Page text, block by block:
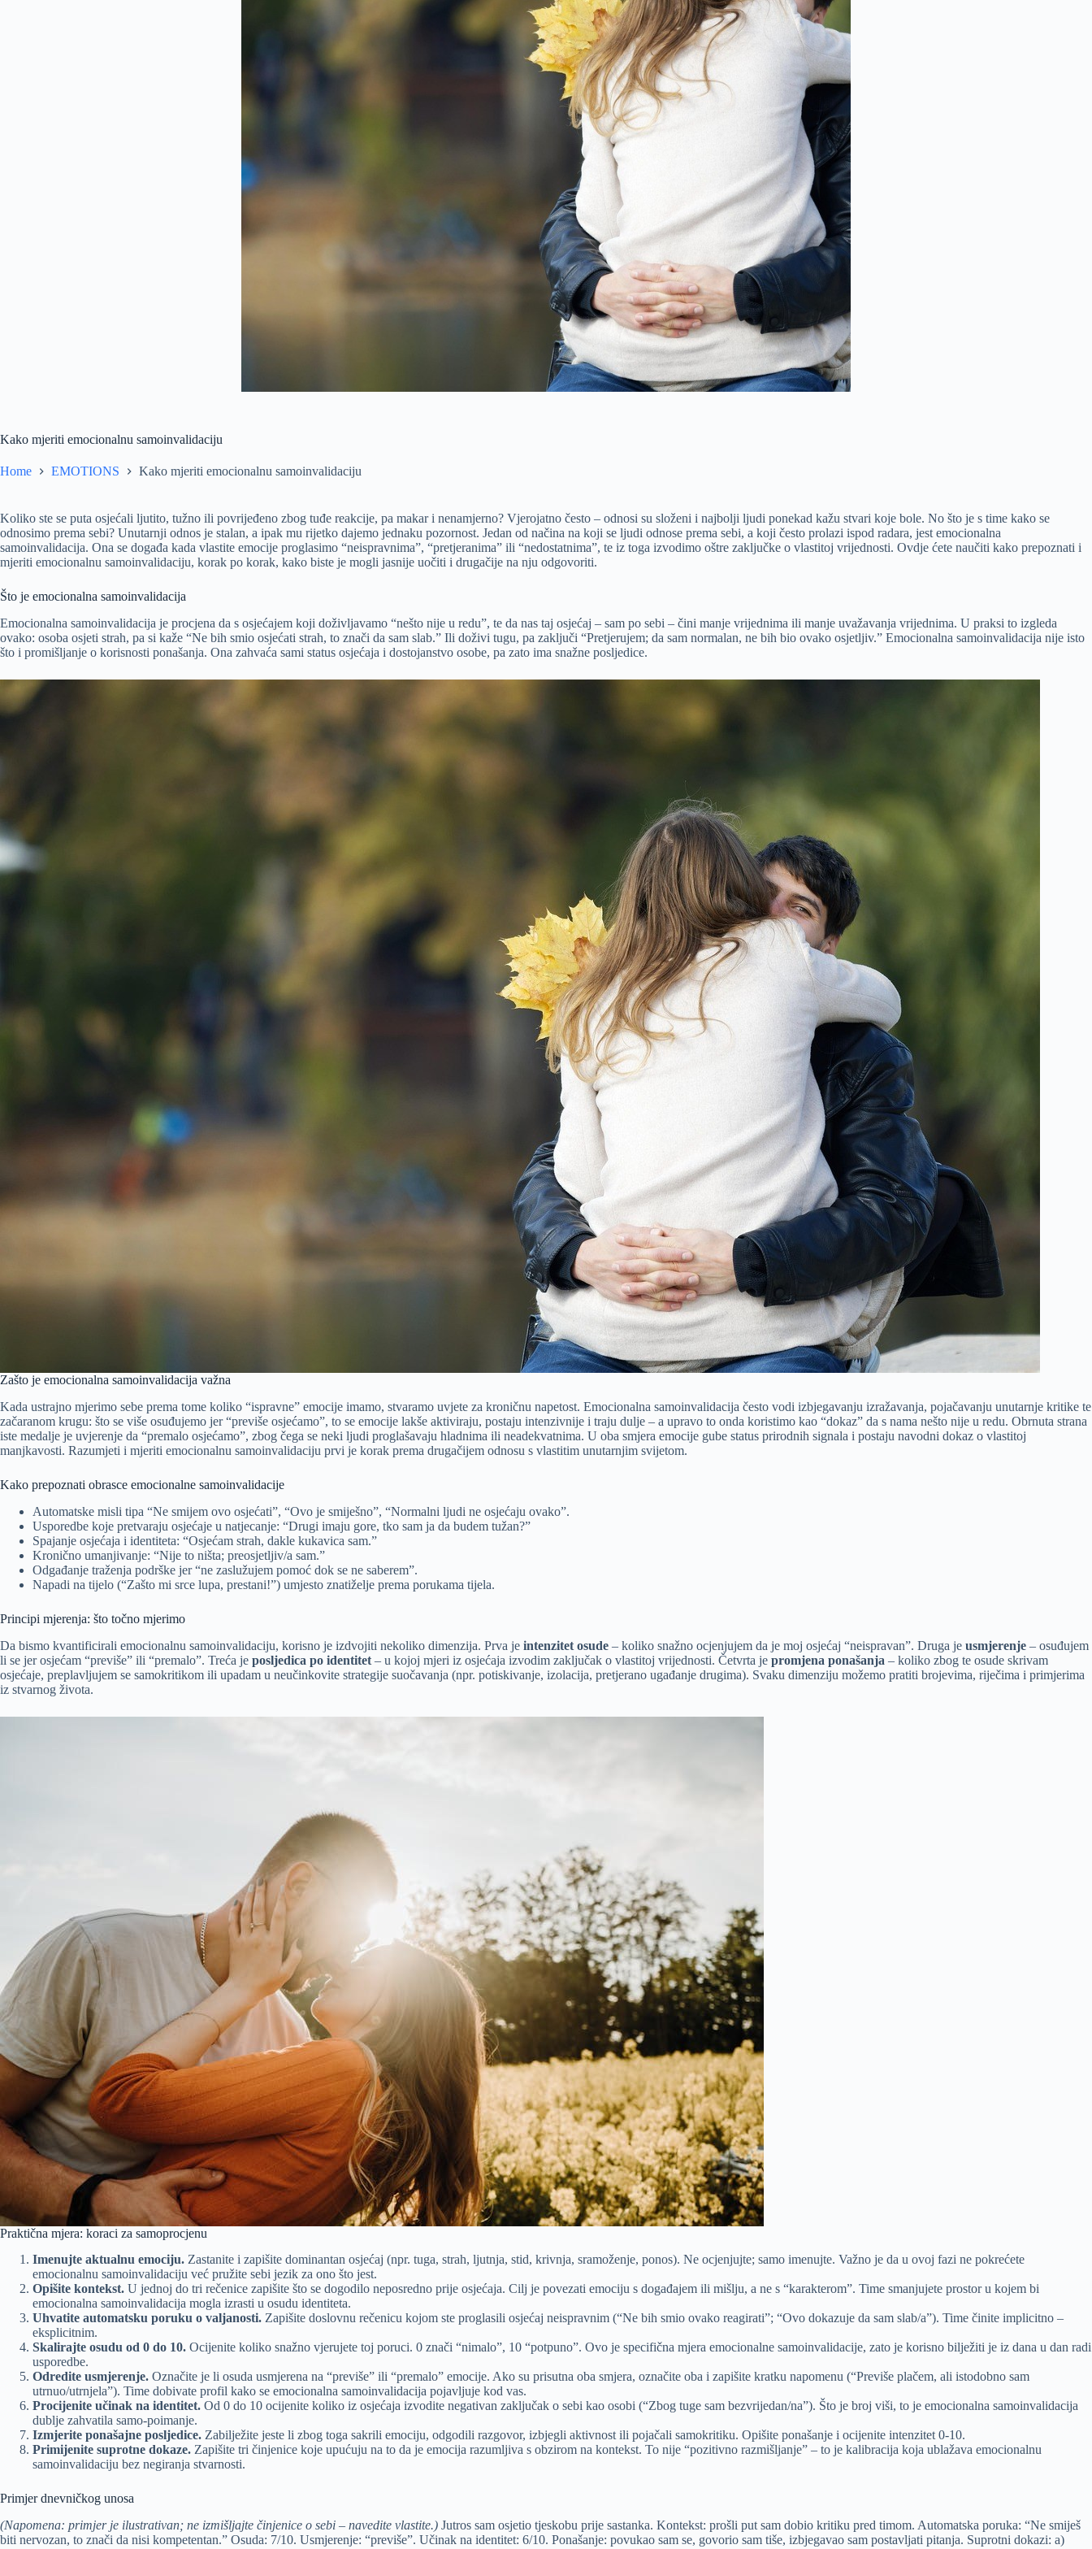
Kako mjeriti emocionalnu samoinvalidaciju
Home EMOTIONS Kako mjeriti emocionalnu samoinvalidaciju
Koliko ste se puta osjećali ljutito, tužno ili povrijeđeno zbog tuđe reakcije, pa makar i nenamjerno? Vjerojatno često – odnosi su složeni i najbolji ljudi ponekad kažu stvari koje bole. No što je s time kako se
odnosimo prema sebi? Unutarnji odnos je stalan, a ipak mu rijetko dajemo jednaku pozornost. Jedan od načina na koji se ljudi odnose prema sebi, a koji često prolazi ispod radara, jest emocionalna
samoinvalidacija. Ona se događa kada vlastite emocije proglasimo “neispravnima”, “pretjeranima” ili “nedostatnima”, te iz toga izvodimo oštre zaključke o vlastitoj vrijednosti. Ovdje ćete naučiti kako prepoznati i
mjeriti emocionalnu samoinvalidaciju, korak po korak, kako biste je mogli jasnije uočiti i drugačije na nju odgovoriti.
Što je emocionalna samoinvalidacija
Emocionalna samoinvalidacija je procjena da s osjećajem koji doživljavamo “nešto nije u redu”, te da nas taj osjećaj – sam po sebi – čini manje vrijednima ili manje uvažavanja vrijednima. U praksi to izgleda
ovako: osoba osjeti strah, pa si kaže “Ne bih smio osjećati strah, to znači da sam slab.” Ili doživi tugu, pa zaključi “Pretjerujem; da sam normalan, ne bih bio ovako osjetljiv.” Emocionalna samoinvalidacija nije isto
što i promišljanje o korisnosti ponašanja. Ona zahvaća sami status osjećaja i dostojanstvo osobe, pa zato ima snažne posljedice.
Zašto je emocionalna samoinvalidacija važna
Kada ustrajno mjerimo sebe prema tome koliko “ispravne” emocije imamo, stvaramo uvjete za kroničnu napetost. Emocionalna samoinvalidacija često vodi izbjegavanju izražavanja, pojačavanju unutarnje kritike te
začaranom krugu: što se više osuđujemo jer “previše osjećamo”, to se emocije lakše aktiviraju, postaju intenzivnije i traju dulje – a upravo to onda koristimo kao “dokaz” da s nama nešto nije u redu. Obrnuta strana
iste medalje je uvjerenje da “premalo osjećamo”, zbog čega se neki ljudi proglašavaju hladnima ili neadekvatnima. U oba smjera emocije gube status prirodnih signala i postaju navodni dokaz o vlastitoj
manjkavosti. Razumjeti i mjeriti emocionalnu samoinvalidaciju prvi je korak prema drugačijem odnosu s vlastitim unutarnjim svijetom.
Kako prepoznati obrasce emocionalne samoinvalidacije
Automatske misli tipa “Ne smijem ovo osjećati”, “Ovo je smiješno”, “Normalni ljudi ne osjećaju ovako”.
Usporedbe koje pretvaraju osjećaje u natjecanje: “Drugi imaju gore, tko sam ja da budem tužan?”
Spajanje osjećaja i identiteta: “Osjećam strah, dakle kukavica sam.”
Kronično umanjivanje: “Nije to ništa; preosjetljiv/a sam.”
Odgađanje traženja podrške jer “ne zaslužujem pomoć dok se ne saberem”.
Napadi na tijelo (“Zašto mi srce lupa, prestani!”) umjesto znatiželje prema porukama tijela.
Principi mjerenja: što točno mjerimo
Da bismo kvantificirali emocionalnu samoinvalidaciju, korisno je izdvojiti nekoliko dimenzija. Prva je intenzitet osude – koliko snažno ocjenjujem da je moj osjećaj “neispravan”. Druga je usmjerenje – osuđujem
li se jer osjećam “previše” ili “premalo”. Treća je posljedica po identitet – u kojoj mjeri iz osjećaja izvodim zaključak o vlastitoj vrijednosti. Četvrta je promjena ponašanja – koliko zbog te osude skrivam
osjećaje, preplavljujem se samokritikom ili upadam u neučinkovite strategije suočavanja (npr. potiskivanje, izolacija, pretjerano ugađanje drugima). Svaku dimenziju možemo pratiti brojevima, riječima i primjerima
iz stvarnog života.
Praktična mjera: koraci za samoprocjenu
Imenujte aktualnu emociju. Zastanite i zapišite dominantan osjećaj (npr. tuga, strah, ljutnja, stid, krivnja, sramoženje, ponos). Ne ocjenjujte; samo imenujte. Važno je da u ovoj fazi ne pokrećete
emocionalnu samoinvalidaciju već pružite sebi jezik za ono što jest.
Opišite kontekst. U jednoj do tri rečenice zapišite što se dogodilo neposredno prije osjećaja. Cilj je povezati emociju s događajem ili mišlju, a ne s “karakterom”. Time smanjujete prostor u kojem bi
emocionalna samoinvalidacija mogla izrasti u osudu identiteta.
Uhvatite automatsku poruku o valjanosti. Zapišite doslovnu rečenicu kojom ste proglasili osjećaj neispravnim (“Ne bih smio ovako reagirati”; “Ovo dokazuje da sam slab/a”). Time činite implicitno –
eksplicitnim.
Skalirajte osudu od 0 do 10. Ocijenite koliko snažno vjerujete toj poruci. 0 znači “nimalo”, 10 “potpuno”. Ovo je specifična mjera emocionalne samoinvalidacije, zato je korisno bilježiti je iz dana u dan radi
usporedbe.
Odredite usmjerenje. Označite je li osuda usmjerena na “previše” ili “premalo” emocije. Ako su prisutna oba smjera, označite oba i zapišite kratku napomenu (“Previše plačem, ali istodobno sam
utrnuo/utrnjela”). Time dobivate profil kako se emocionalna samoinvalidacija pojavljuje kod vas.
Procijenite učinak na identitet. Od 0 do 10 ocijenite koliko iz osjećaja izvodite negativan zaključak o sebi kao osobi (“Zbog tuge sam bezvrijedan/na”). Što je broj viši, to je emocionalna samoinvalidacija
dublje zahvatila samo-poimanje.
Izmjerite ponašajne posljedice. Zabilježite jeste li zbog toga sakrili emociju, odgodili razgovor, izbjegli aktivnost ili pojačali samokritiku. Opišite ponašanje i ocijenite intenzitet 0-10.
Primijenite suprotne dokaze. Zapišite tri činjenice koje upućuju na to da je emocija razumljiva s obzirom na kontekst. To nije “pozitivno razmišljanje” – to je kalibracija koja ublažava emocionalnu
samoinvalidaciju bez negiranja stvarnosti.
Primjer dnevničkog unosa
(Napomena: primjer je ilustrativan; ne izmišljajte činjenice o sebi – navedite vlastite.) Jutros sam osjetio tjeskobu prije sastanka. Kontekst: prošli put sam dobio kritiku pred timom. Automatska poruka: “Ne smiješ
biti nervozan, to znači da nisi kompetentan.” Osuda: 7/10. Usmjerenje: “previše”. Učinak na identitet: 6/10. Ponašanje: povukao sam se, govorio sam tiše, izbjegavao sam postavljati pitanja. Suprotni dokazi: a)